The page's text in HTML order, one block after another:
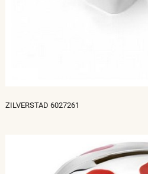
ZILVERSTAD 6027261